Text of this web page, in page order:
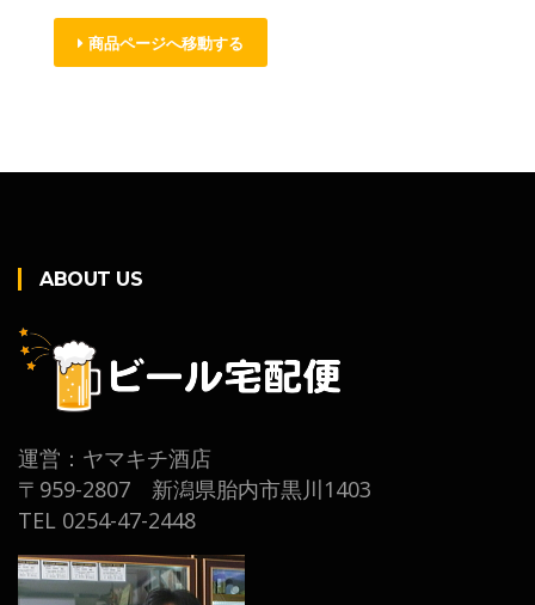
商品ページへ移動する
ABOUT US
運営：ヤマキチ酒店
〒959-2807 新潟県胎内市黒川1403
TEL 0254-47-2448